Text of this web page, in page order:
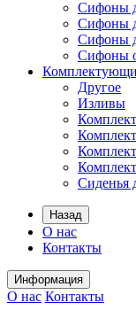
Сифоны
Сифоны
Сифоны
Сифоны
Другое
Изливы
Сиденья
Назад
О нас
Контакты
Информация
О нас Контакты